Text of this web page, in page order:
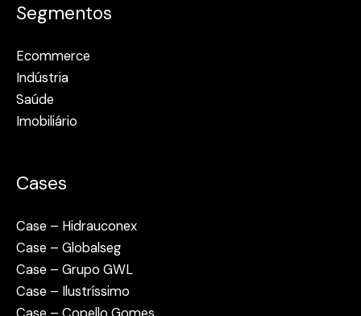
Segmentos
Ecommerce
Indústria
Saúde
Imobiliário
Cases
Case – Hidrauconex
Case – Globalseg
Case – Grupo GWL
Case – Ilustríssimo